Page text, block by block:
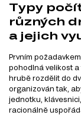
Typy
různých
a jejich
Prvním
pohodlná velikost
hrubě rozdělit do
organizován tak,
jednotku,
racionálně